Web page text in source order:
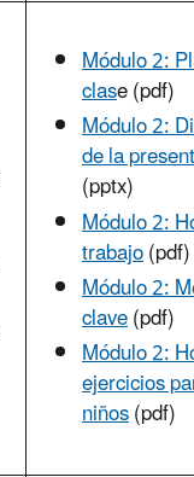
Módulo 2:
clase (pdf)
Módulo 2:
de la
(pptx)
Módulo 2:
trabajo(pdf)
Módulo 2:
clave(pdf)
Módulo 2:
ejercicios
niños(pdf)